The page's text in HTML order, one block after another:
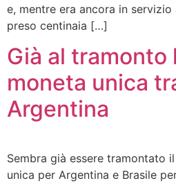
e, mentre era ancora in servizio
preso centinaia […]
Già al tramonto
moneta unica
Argentina
Sembra già essere tramontato
unica per Argentina e Brasile